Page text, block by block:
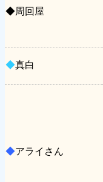
◆周回屋
◆真白
◆アライさん